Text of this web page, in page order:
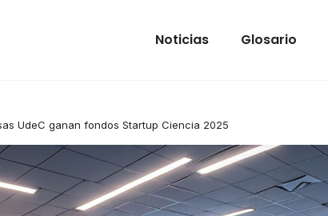
Noticias Glosario
UdeC ganan fondos Startup Ciencia 2025